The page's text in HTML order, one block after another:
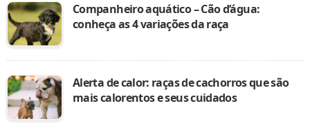
Companheiro aquático – Cão d’água:
conheça as 4 variações da raça
Alerta de calor: raças de cachorros que são
mais calorentos e seus cuidados